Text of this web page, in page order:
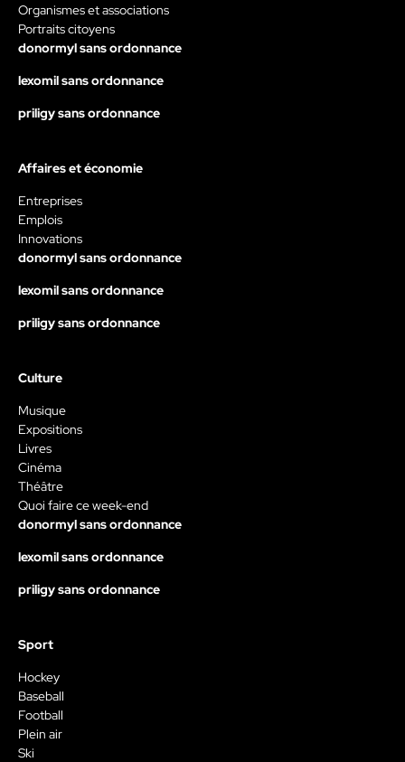
Organismes et associations
Portraits citoyens
donormyl sans ordonnance
lexomil sans ordonnance
priligy sans ordonnance
Affaires et économie
Entreprises
Emplois
Innovations
donormyl sans ordonnance
lexomil sans ordonnance
priligy sans ordonnance
Culture
Musique
Expositions
Livres
Cinéma
Théâtre
Quoi faire ce week-end
donormyl sans ordonnance
lexomil sans ordonnance
priligy sans ordonnance
Sport
Hockey
Baseball
Football
Plein air
Ski